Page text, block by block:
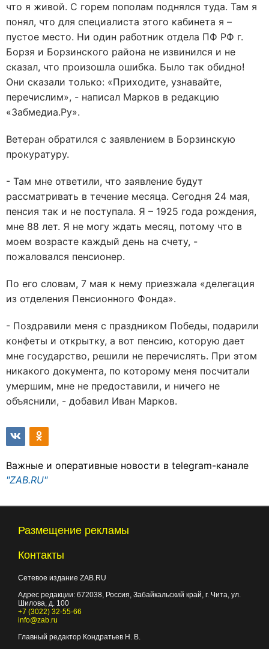
что я живой. С горем пополам поднялся туда. Там я
понял, что для специалиста этого кабинета я –
пустое место. Ни один работник отдела ПФ РФ г.
Борзя и Борзинского района не извинился и не
сказал, что произошла ошибка. Было так обидно!
Они сказали только: «Приходите, узнавайте,
перечислим», - написал Марков в редакцию
«Забмедиа.Ру».
Ветеран обратился с заявлением в Борзинскую
прокуратуру.
- Там мне ответили, что заявление будут
рассматривать в течение месяца. Сегодня 24 мая,
пенсия так и не поступала. Я – 1925 года рождения,
мне 88 лет. Я не могу ждать месяц, потому что в
моем возрасте каждый день на счету, -
пожаловался пенсионер.
По его словам, 7 мая к нему приезжала «делегация
из отделения Пенсионного Фонда».
- Поздравили меня с праздником Победы, подарили
конфеты и открытку, а вот пенсию, которую дает
мне государство, решили не перечислять. При этом
никакого документа, по которому меня посчитали
умершим, мне не предоставили, и ничего не
объяснили, - добавил Иван Марков.
Важные и оперативные новости в telegram-канале
"ZAB.RU"
Размещение рекламы
Контакты
Сетевое издание ZAB.RU
Адрес редакции: 672038, Россия, Забайкальский край, г. Чита, ул.
Шилова, д. 100
+7 (3022) 32-55-66
info@zab.ru
Главный редактор Кондратьев Н. В.